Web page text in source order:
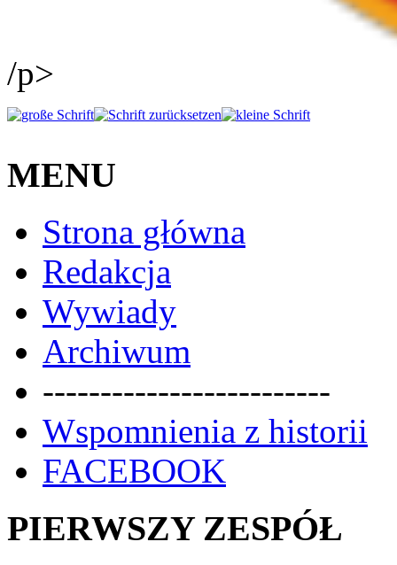
/p>
MENU
Strona główna
Redakcja
Wywiady
Archiwum
-------------------------
Wspomnienia z historii
FACEBOOK
PIERWSZY ZESPÓŁ